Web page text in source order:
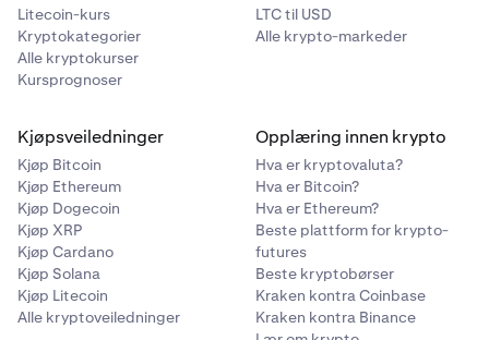
ACA
Acala (Polkadot)
Across Protocol
ACX
Ethereum (ERC-20)
Act I: The AI Prophecy
ACT
Litecoin-kurs
Kryptokategorier
Alle kryptokurser
Kursprognoser
LTC til USD
Alle krypto-markeder
Kjøpsveiledninger
Kjøp Bitcoin
Kjøp Ethereum
Kjøp Dogecoin
Kjøp XRP
Kjøp Cardano
Kjøp Solana
Kjøp Litecoin
Alle kryptoveiledninger
Opplæring innen krypto
Hva er kryptovaluta?
Hva er Bitcoin?
Hva er Ethereum?
Beste plattform for krypto-
futures
Beste kryptobørser
Kraken kontra Coinbase
Kraken kontra Binance